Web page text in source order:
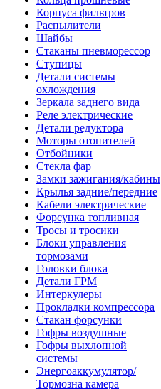
Корпуса фильтров
Распылители
Шайбы
Стаканы пневморессор
Ступицы
Детали системы
охлождения
Зеркала заднего вида
Реле электрические
Детали редуктора
Моторы отопителей
Отбойники
Стекла фар
Замки зажигания/кабины
Крылья задние/передние
Кабели электрические
Форсунка топливная
Тросы и тросики
Блоки управления
тормозами
Головки блока
Детали ГРМ
Интеркулеры
Прокладки компрессора
Стакан форсунки
Гофры воздушные
Гофры выхлопной
системы
Энергоаккумулятор/
Тормозна камера